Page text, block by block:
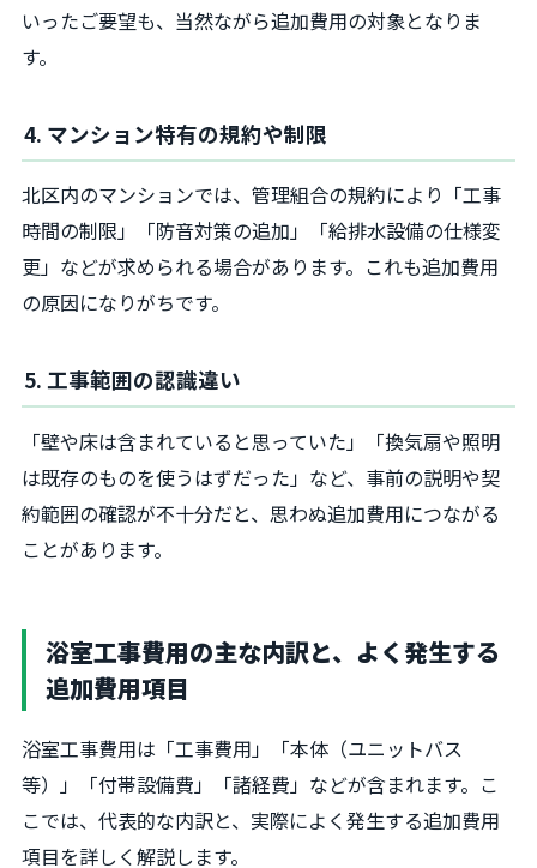
いったご要望も、当然ながら追加費用の対象となりま
す。
4. マンション特有の規約や制限
北区内のマンションでは、管理組合の規約により「工事
時間の制限」「防音対策の追加」「給排水設備の仕様変
更」などが求められる場合があります。これも追加費用
の原因になりがちです。
5. 工事範囲の認識違い
「壁や床は含まれていると思っていた」「換気扇や照明
は既存のものを使うはずだった」など、事前の説明や契
約範囲の確認が不十分だと、思わぬ追加費用につながる
ことがあります。
浴室工事費用の主な内訳と、よく発生する
追加費用項目
浴室工事費用は「工事費用」「本体（ユニットバス
等）」「付帯設備費」「諸経費」などが含まれます。こ
こでは、代表的な内訳と、実際によく発生する追加費用
項目を詳しく解説します。